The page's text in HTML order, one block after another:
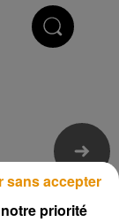
priorité
sans accepter